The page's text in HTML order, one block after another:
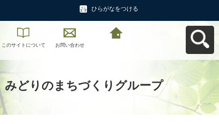
ひらがなをつける
このサイトについて お問い合わせ
みどりのまちづくりグループ